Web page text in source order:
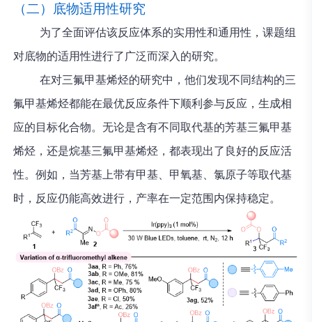
（二）底物适用性研究
为了全面评估该反应体系的实用性和通用性，课题组
对底物的适用性进行了广泛而深入的研究。
在对三氟甲基烯烃的研究中，他们发现不同结构的三
氟甲基烯烃都能在最优反应条件下顺利参与反应，生成相
应的目标化合物。无论是含有不同取代基的芳基三氟甲基
烯烃，还是烷基三氟甲基烯烃，都表现出了良好的反应活
性。例如，当芳基上带有甲基、甲氧基、氯原子等取代基
时，反应仍能高效进行，产率在一定范围内保持稳定。